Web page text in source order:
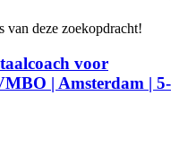
van deze zoekopdracht!
voor
| Amsterdam | 5-